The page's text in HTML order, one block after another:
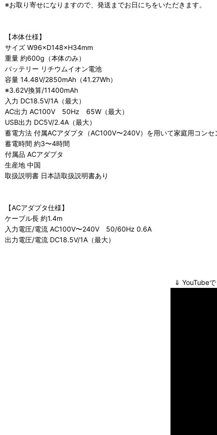
※お取り寄せになりますので、発送までお日にちをいただきます。
【本体仕様】
サイズ W96×D148×H34mm
重量 約600g（本体のみ）
バッテリー リチウムイオン電池
容量 14.48V/2850mAh（41.27Wh）
※3.62V換算/11400mAh
入力 DC18.5V/1A（最大）
AC出力 AC100V 50Hz 65W（最大）
USB出力 DC5V/2.4A（最大）
蓄電方法 付属ACアダプタ（AC100V〜240V）を用いて家庭用コンセ
蓄電時間 約3〜4時間
付属品 ACアダプタ
生産地 中国
取扱説明書 日本語取扱説明書あり
【ACアダプタ仕様】
ケーブル長 約1.4m
入力電圧/電流 AC100V〜240V 50/60Hz 0.6A
出力電圧/電流 DC18.5V/1A（最大）
⇓ YouTubeでご紹介してお